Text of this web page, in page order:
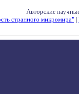
Авторские
странного микромира" |